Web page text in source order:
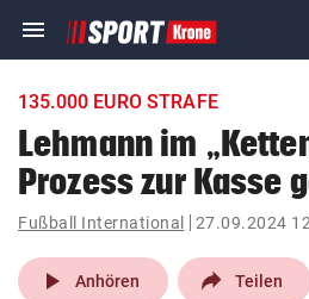
menu Navigation
ein-/ausklappen
account_circle Anmelden
pin_drop
Wien
135.000 EURO STRAFE
Lehmann im
Prozess zur Kasse
Fußball International 27.09.2024
play_arrow Anhören Teilen